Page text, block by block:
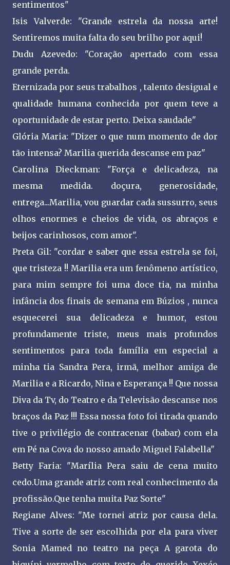
sentimentos"
Isis Valverde: "Grande estrela da nossa arte!
Sentiremos muita falta do seu brilho por aqui!
Dudu Azevedo: "Coração apertado com essa
grande perda.
Eternizada por seus trabalhos , talento desigual e
qualidade humana conhecida por quem teve a
oportunidade de estar perto. Deixa saudade"
Glória Maria: "Dizer o que num momento de dor
tão intensa? Marilia querida descanse em paz"
Carolina Dieckman: "Força e delicadeza, na
mesma medida. doçura, generosidade,
entrega...Marilia, vou guardar cada sussurro, seus
olhos enormes e cheios de vida, os abraços e
beijos carinhosos, com amor".
Preta Gil: "cordar e saber que essa estrela se foi,
que tristeza !! Marilia era um fenômeno artístico,
para mim sempre foi uma doce tia, na minha
infância dos finais de semana em Búzios , nunca
esquecerei sua delicadeza e humor, estou
profundamente triste, meus mais profundos
sentimentos para toda família em especial a
minha tia Sandra Pera, irmã, melhor amiga de
Marilia e a Ricardo, Nina e Esperança !! Que nossa
Diva da Tv, do Teatro e da Televisão descanse nos
braços da Paz !!! Essa nossa foto foi tirada quando
tive o privilégio de contracenar (babar) com ela
em Pé na Cova do nosso amado Miguel Falabella"
Betty Faria: "Marília Pera saiu de cena muito
cedo.Uma grande atriz com real conhecimento da
profissão.Que tenha muita Paz Sorte"
Regiane Alves: "Me tornei atriz por causa dela.
Tive a sorte de ser escolhida por ela para viver
Sonia Mamed no teatro na peça A garota do